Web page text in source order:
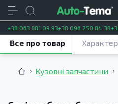
+38 063 881 09 93+38 096 250 84 38
Кузовні запчастини
Все про товар